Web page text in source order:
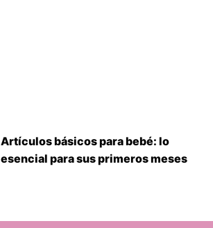
Artículos básicos para bebé: lo
esencial para sus primeros meses